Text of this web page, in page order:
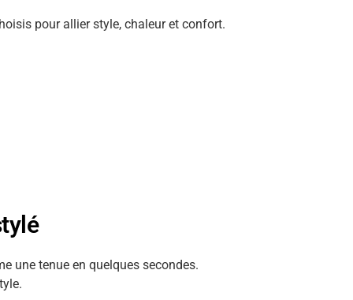
pour allier style, chaleur et confort.
une tenue en quelques secondes.